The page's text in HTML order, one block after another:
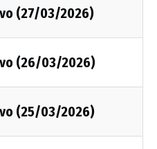
(27/03/2026)
(26/03/2026)
(25/03/2026)